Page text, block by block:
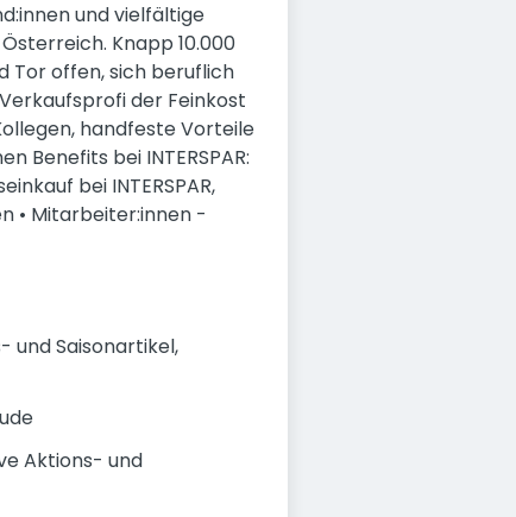
und vielfältige
Knapp 10.000
Tor offen, sich beruflich
der Feinkost
handfeste Vorteile
Benefits bei INTERSPAR:
bei INTERSPAR,
• Mitarbeiter:innen -
und Saisonartikel,
Aktions- und